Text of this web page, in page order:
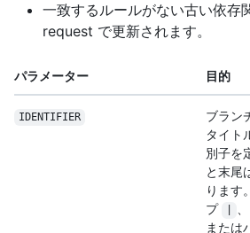
一致するルールがない古い依存
request で更新されます。
パラメーター 目的
IDENTIFIER
ブラン
タイト
別子を
と末尾
ります
プ
または